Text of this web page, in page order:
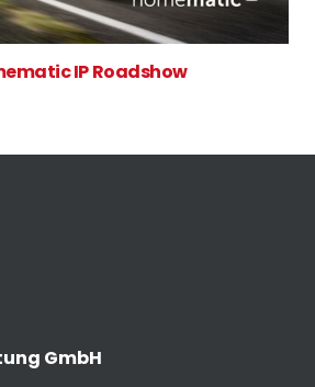
IP Roadshow
GmbH